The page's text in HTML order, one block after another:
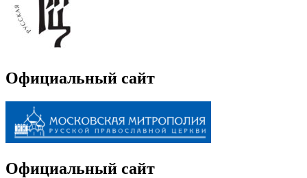
Официальный сайт
Официальный сайт